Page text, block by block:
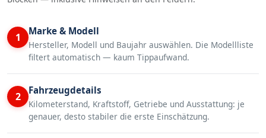
1 Marke & Modell
Hersteller, Modell und Baujahr auswählen. Die Modellliste
filtert automatisch — kaum Tippaufwand.
2 Fahrzeugdetails
Kilometerstand, Kraftstoff, Getriebe und Ausstattung: je
genauer, desto stabiler die erste Einschätzung.